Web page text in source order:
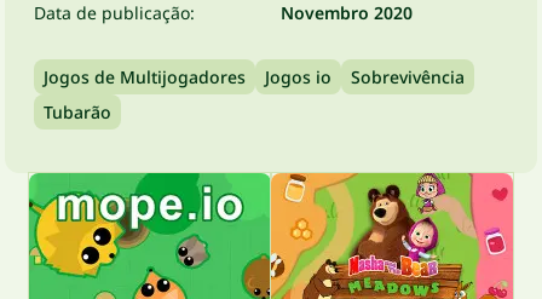
Data de publicação:
Novembro 2020
Jogos de Multijogadores Jogos io
Sobrevivência
Tubarão